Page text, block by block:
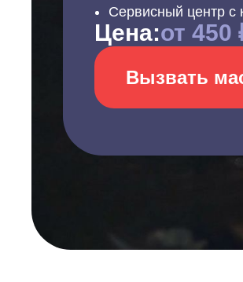
Сервисный центр
Цена:от 450
Вызвать